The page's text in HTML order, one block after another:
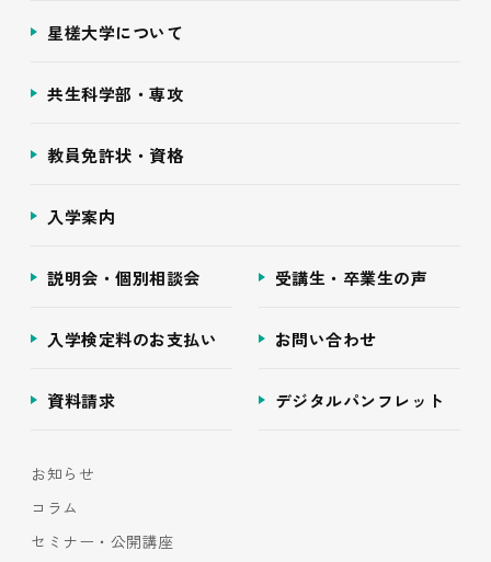
星槎大学について
共生科学部・専攻
教員免許状・資格
入学案内
説明会・個別相談会 受講生・卒業生の声
入学検定料のお支払い お問い合わせ
資料請求 デジタルパンフレット
お知らせ
コラム
セミナー・公開講座